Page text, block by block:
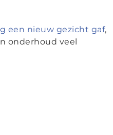
een nieuw gezicht gaf,
onderhoud veel